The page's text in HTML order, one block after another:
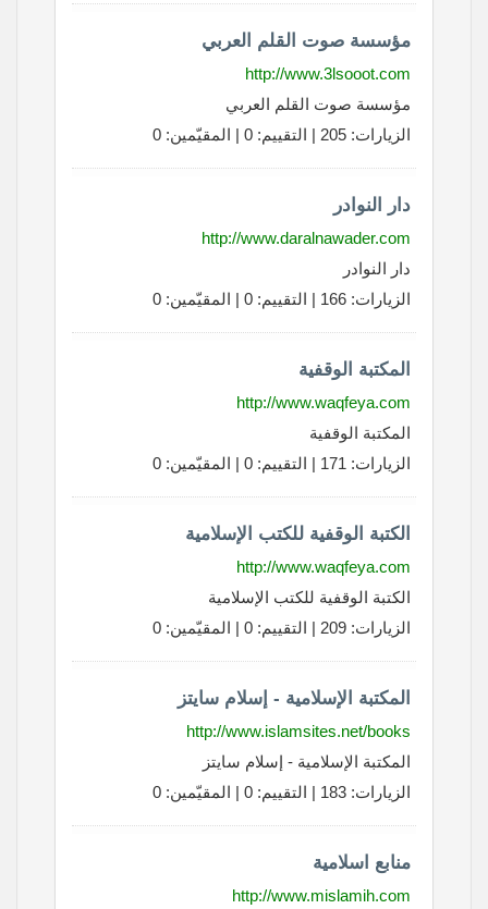
مؤسسة صوت القلم العربي
http://www.3lsooot.com
مؤسسة صوت القلم العربي
الزيارات: 205 | التقييم: 0 | المقيّمين: 0
دار النوادر
http://www.daralnawader.com
دار النوادر
الزيارات: 166 | التقييم: 0 | المقيّمين: 0
المكتبة الوقفية
http://www.waqfeya.com
المكتبة الوقفية
الزيارات: 171 | التقييم: 0 | المقيّمين: 0
الكتبة الوقفية للكتب الإسلامية
http://www.waqfeya.com
الكتبة الوقفية للكتب الإسلامية
الزيارات: 209 | التقييم: 0 | المقيّمين: 0
المكتبة الإسلامية - إسلام سايتز
http://www.islamsites.net/books
المكتبة الإسلامية - إسلام سايتز
الزيارات: 183 | التقييم: 0 | المقيّمين: 0
منابع اسلامية
http://www.mislamih.com